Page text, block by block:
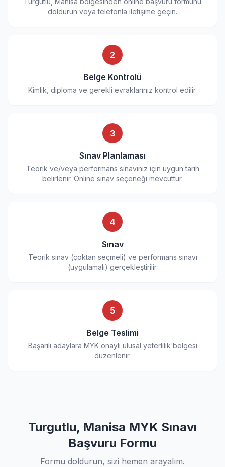
doldurun veya telefonla iletişime geçin.
2
Belge Kontrolü
Kimlik, diploma ve gerekli evraklarınız kontrol edilir.
3
Sınav Planlaması
Teorik ve/veya performans sınavınız için uygun tarih
belirlenir. Online sınav seçeneği mevcuttur.
4
Sınav
Teorik sınav (çoktan seçmeli) ve performans sınavı
(uygulamalı) gerçekleştirilir.
5
Belge Teslimi
Başarılı adaylara MYK onaylı ulusal yeterlilik belgesi
düzenlenir.
Turgutlu, Manisa MYK Sınavı
Başvuru Formu
Formu doldurun, sizi hemen arayalım.